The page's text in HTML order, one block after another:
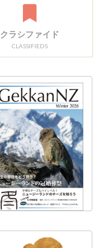
クラシファイド
CLASSIFIEDS